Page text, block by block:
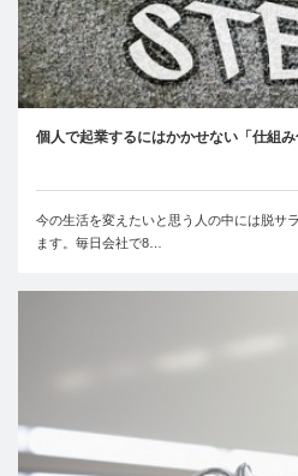
個人で起業するにはかかせない「仕組み
今の生活を変えたいと思う人の中には脱サ
ます。毎日会社で8…